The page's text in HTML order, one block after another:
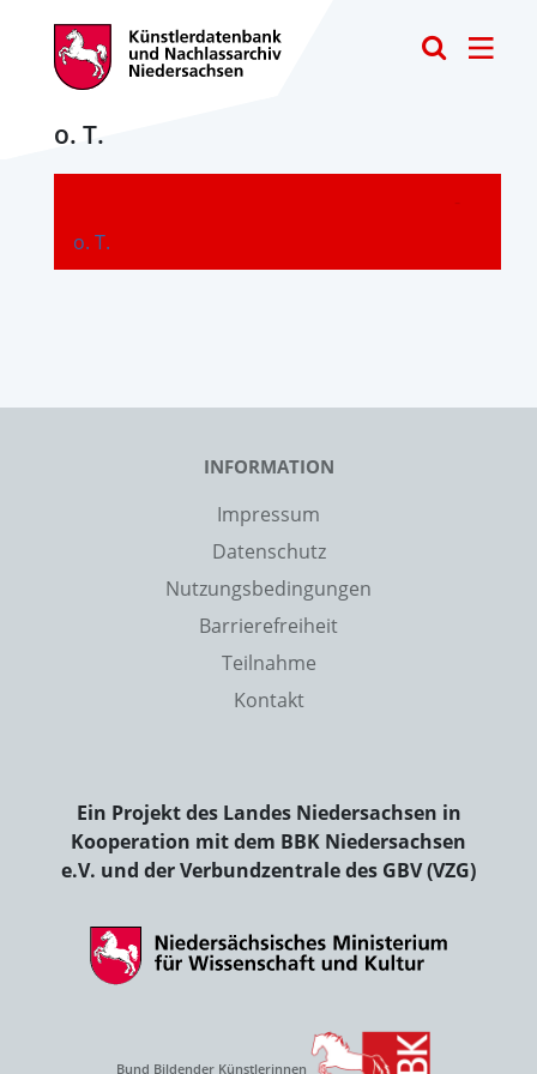
o. T.
o. T.
-
INFORMATION
Impressum
Datenschutz
Nutzungsbedingungen
Barrierefreiheit
Teilnahme
Kontakt
Ein Projekt des Landes Niedersachsen in
Kooperation mit dem BBK Niedersachsen
e.V. und der Verbundzentrale des GBV (VZG)
Bund Bildender Künstlerinnen